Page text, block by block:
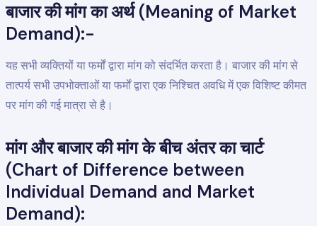
बाजार की मांग का अर्थ (Meaning of Market
Demand):-
यह सभी व्यक्तियों या फर्मों द्वारा मांग को संदर्भित करता है। बाजार की मांग से
तात्पर्य सभी उपभोक्ताओं या फर्मों द्वारा एक निश्चित अवधि में एक विशिष्ट कीमत
पर मांग की गई मात्रा से है।
मांग और बाजार की मांग के बीच अंतर का चार्ट
(Chart of Difference between
Individual Demand and Market
Demand):